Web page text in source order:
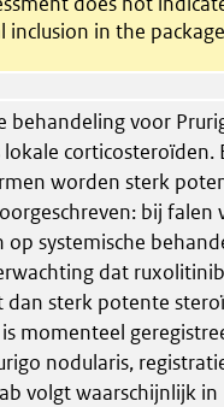
inclusion in the
behandeling voor
lokale corticosteroïden.
worden sterk
bij falen
op systemische
dat
dan sterk potente
momenteel
nodularis,
volgt waarschijnlijk in